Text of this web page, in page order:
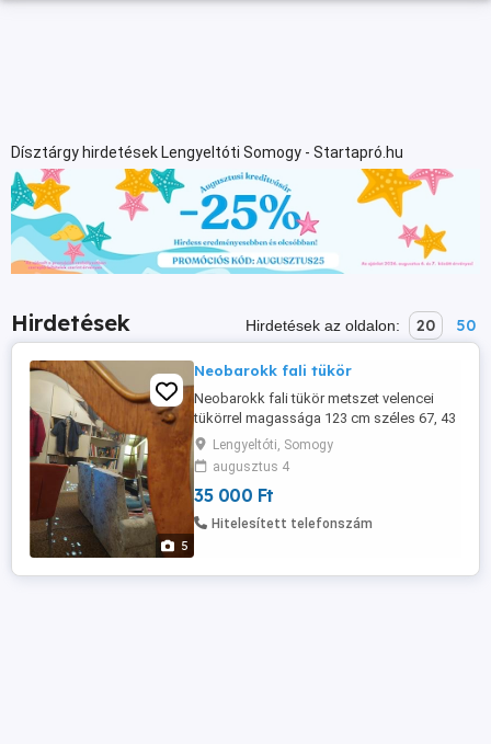
Dísztárgy hirdetések Lengyeltóti Somogy - Startapró.hu
Hirdetések Hirdetések az oldalon: 20 50
5
Neobarokk fali tükör
Neobarokk fali tükör metszet velencei
tükörrel magassága 123 cm széles 67, 43
cm,szép állapotban
Lengyeltóti, Somogy
augusztus 4
35 000 Ft
Hitelesített telefonszám